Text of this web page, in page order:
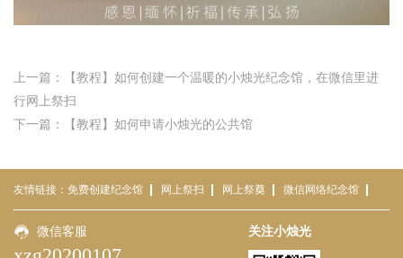
上一篇：【教程】如何创建一个温暖的小烛光纪念馆，在微信里进
行网上祭扫
下一篇：【教程】如何申请小烛光的公共馆
友情链接： 免费创建纪念馆 网上祭扫 网上祭奠 微信网络纪念馆
免费网络祭祀平台 云祭扫
关注小烛光
微信客服